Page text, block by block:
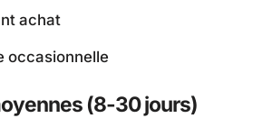
achat
occasionnelle
(8-30 jours)